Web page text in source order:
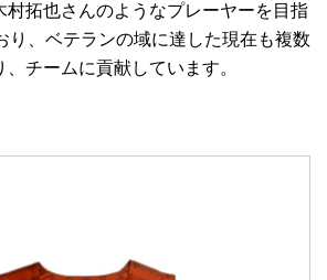
村拓也さんのようなプレーヤーを目指
り、ベテランの域に達した現在も複数
チームに貢献しています。